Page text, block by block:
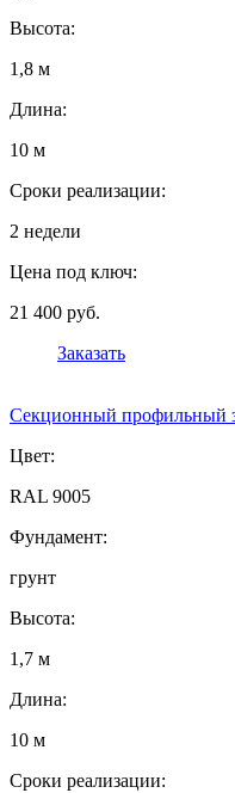
Высота:
1,8 м
Длина:
10 м
Сроки реализации:
2 недели
Цена под ключ:
21 400 руб.
Заказать
Секционный профильный
Цвет:
RAL 9005
Фундамент:
грунт
Высота:
1,7 м
Длина:
10 м
Сроки реализации: